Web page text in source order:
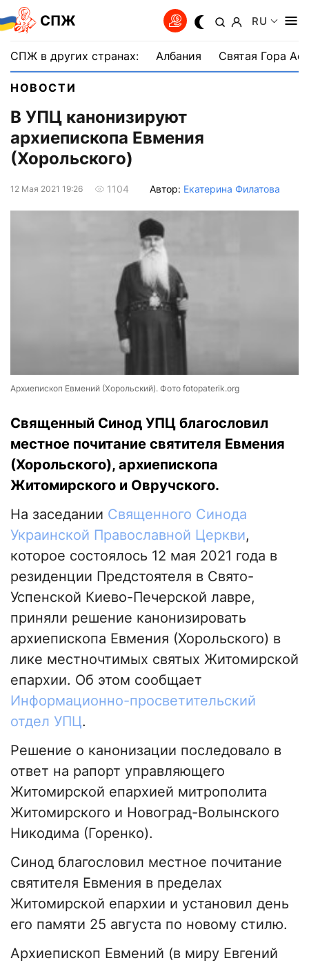
СПЖ RU
СПЖ в других странах: Албания Святая Гора
НОВОСТИ
В УПЦ канонизируют
архиепископа Евмения
(Хорольского)
12 Мая 2021 19:26 1104 Автор: Екатерина Филатова
Архиепископ Евмений (Хорольский). Фото fotopaterik.org
Священный Синод УПЦ благословил
местное почитание святителя Евмения
(Хорольского), архиепископа
Житомирского и Овручского.
На заседании Священного Синода
Украинской Православной Церкви,
которое состоялось 12 мая 2021 года в
резиденции Предстоятеля в Свято-
Успенской Киево-Печерской лавре,
приняли решение канонизировать
архиепископа Евмения (Хорольского) в
лике местночтимых святых Житомирской
епархии. Об этом сообщает
Информационно-просветительский
отдел УПЦ.
Решение о канонизации последовало в
ответ на рапорт управляющего
Житомирской епархией митрополита
Житомирского и Новоград-Волынского
Никодима (Горенко).
Синод благословил местное почитание
святителя Евмения в пределах
Житомирской епархии и установил день
его памяти 25 августа по новому стилю.
Архиепископ Евмений (в миру Евгений